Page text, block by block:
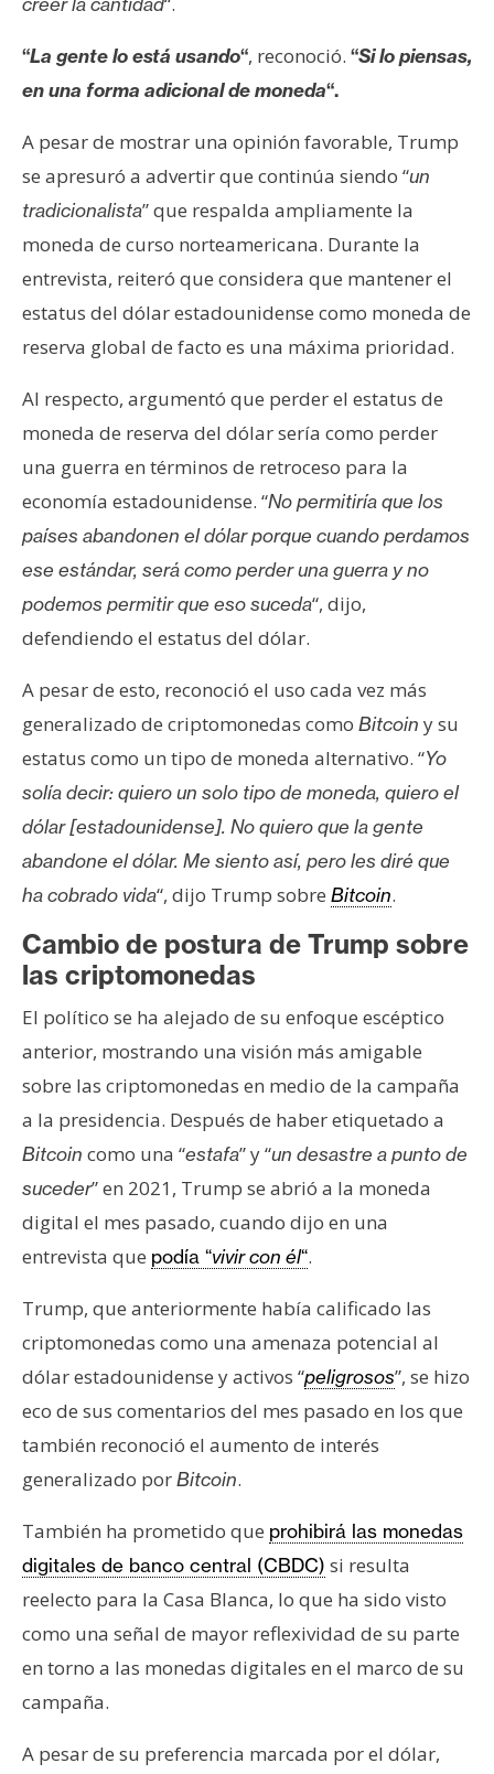
“La gente lo está usando“, reconoció. “Si lo piensas,
en una forma adicional de moneda“.
A pesar de mostrar una opinión favorable, Trump
se apresuró a advertir que continúa siendo “un
tradicionalista” que respalda ampliamente la
moneda de curso norteamericana. Durante la
entrevista, reiteró que considera que mantener el
estatus del dólar estadounidense como moneda de
reserva global de facto es una máxima prioridad.
Al respecto, argumentó que perder el estatus de
moneda de reserva del dólar sería como perder
una guerra en términos de retroceso para la
economía estadounidense. “No permitiría que los
países abandonen el dólar porque cuando perdamos
ese estándar, será como perder una guerra y no
podemos permitir que eso suceda“, dijo,
defendiendo el estatus del dólar.
A pesar de esto, reconoció el uso cada vez más
generalizado de criptomonedas como Bitcoin y su
estatus como un tipo de moneda alternativo. “Yo
solía decir: quiero un solo tipo de moneda, quiero el
dólar [estadounidense]. No quiero que la gente
abandone el dólar. Me siento así, pero les diré que
ha cobrado vida“, dijo Trump sobre Bitcoin.
Cambio de postura de Trump sobre
las criptomonedas
El político se ha alejado de su enfoque escéptico
anterior, mostrando una visión más amigable
sobre las criptomonedas en medio de la campaña
a la presidencia. Después de haber etiquetado a
Bitcoin como una “estafa” y “un desastre a punto de
suceder” en 2021, Trump se abrió a la moneda
digital el mes pasado, cuando dijo en una
entrevista que podía “vivir con él“.
Trump, que anteriormente había calificado las
criptomonedas como una amenaza potencial al
dólar estadounidense y activos “peligrosos”, se hizo
eco de sus comentarios del mes pasado en los que
también reconoció el aumento de interés
generalizado porBitcoin.
También ha prometido que prohibirá las monedas
digitales de banco central (CBDC) si resulta
reelecto para la Casa Blanca, lo que ha sido visto
como una señal de mayor reflexividad de su parte
en torno a las monedas digitales en el marco de su
campaña.
A pesar de su preferencia marcada por el dólar,